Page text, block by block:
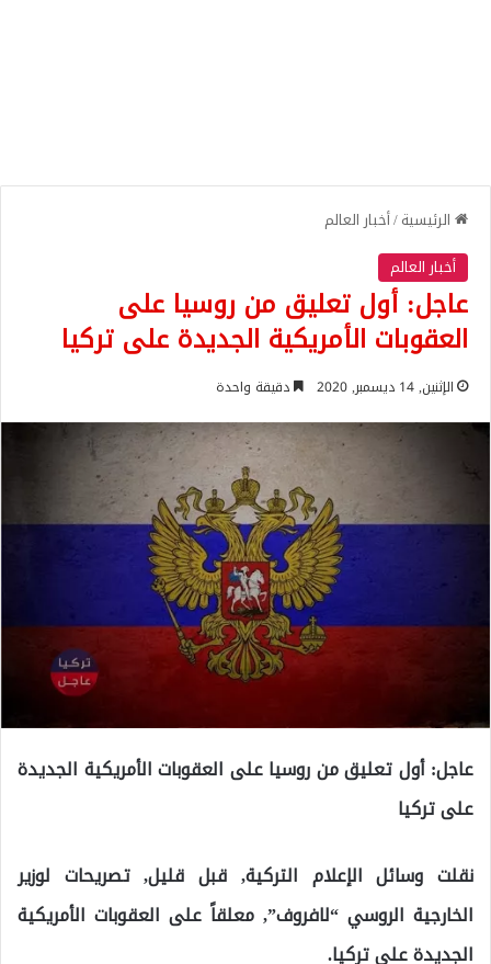
الرئيسية/أخبار العالم
أخبار العالم
عاجل: أول تعليق من روسيا على
العقوبات الأمريكية الجديدة على تركيا
الإثنين, 14 ديسمبر, 2020 دقيقة واحدة
عاجل: أول تعليق من روسيا على العقوبات الأمريكية الجديدة
على تركيا
نقلت وسائل الإعلام التركية, قبل قليل, تصريحات لوزير
الخارجية الروسي “لافروف”, معلقاً على العقوبات الأمريكية
الجديدة على تركيا.